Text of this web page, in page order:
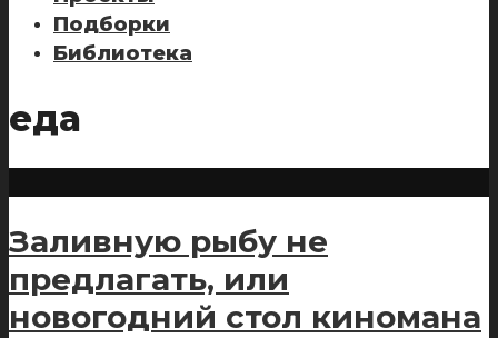
Подборки
Библиотека
еда
Заливную рыбу не
предлагать, или
новогодний стол киномана